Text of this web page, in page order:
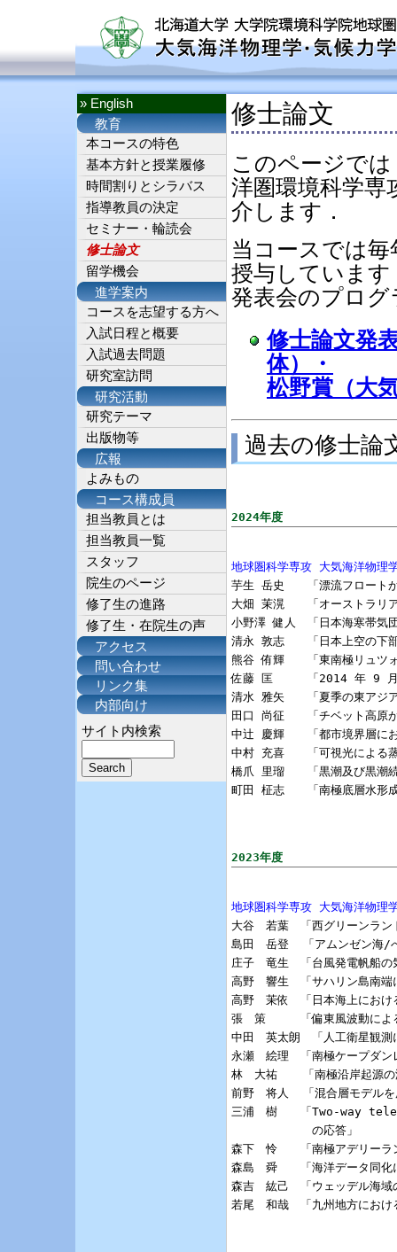
» English
教育
本コースの特色
基本方針と授業履修
時間割りとシラバス
指導教員の決定
セミナー・輪読会
修士論文
留学機会
進学案内
コースを志望する方へ
入試日程と概要
入試過去問題
研究室訪問
研究活動
研究テーマ
出版物等
広報
よみもの
コース構成員
担当教員とは
担当教員一覧
スタッフ
院生のページ
修了生の進路
修了生・在院生の声
アクセス
問い合わせ
リンク集
内部向け
サイト内検索
修士論文
このページで
洋圏環境科学専
介します．
当コースでは
授与しています
発表会のプロ
修士論文発
体）・
松野賞（大
過去の修士論
2024年度
地球圏科学専攻 大気海洋物理
芋生 岳史　　「漂流フロート
大畑 茉滉　　「オーストラリ
小野澤 健人　「日本海寒帯
清永 敦志　　「日本上空の下
熊谷 侑輝　　「東南極リュツ
佐藤 匡　　　「2014 年 9 月
清水 雅矢　　「夏季の東アジ
田口 尚征　　「チベット高原
中辻 慶輝　　「都市境界層に
中村 充喜　　「可視光による
橋爪 里瑠　　「黒潮及び黒潮
町田 柾志　　「南極底層水形
2023年度
地球圏科学専攻 大気海洋物理
大谷　若葉　「西グリーンラ
島田　岳登  「アムンゼン海/
庄子　竜生　「台風発電帆船
高野　響生　「サハリン島南
高野　茉依　「日本海上にお
張　策　　　「偏東風波動に
中田　英太朗　「人工衛星観
永瀬　絵理　「南極ケープダ
林　大祐  　「南極沿岸起源の
前野　将人  「混合層モデルを
三浦　樹　　「Two-way
の応答」
森下　怜　　「南極アデリー
森島　舜　　「海洋データ同
森吉　紘己　「ウェッデル海域
若尾　和哉　「九州地方にお